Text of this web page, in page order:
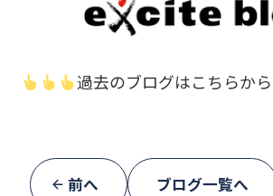
過去のブログはこちらから
前へ ブログ一覧へ